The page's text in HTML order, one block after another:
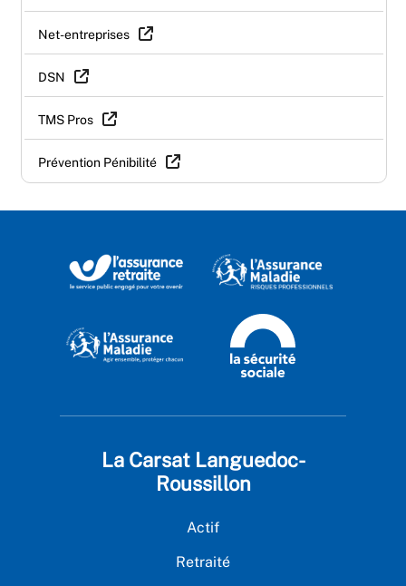
Net-entreprises
DSN
TMS Pros
Prévention Pénibilité
La Carsat Languedoc-
Roussillon
Actif
Retraité